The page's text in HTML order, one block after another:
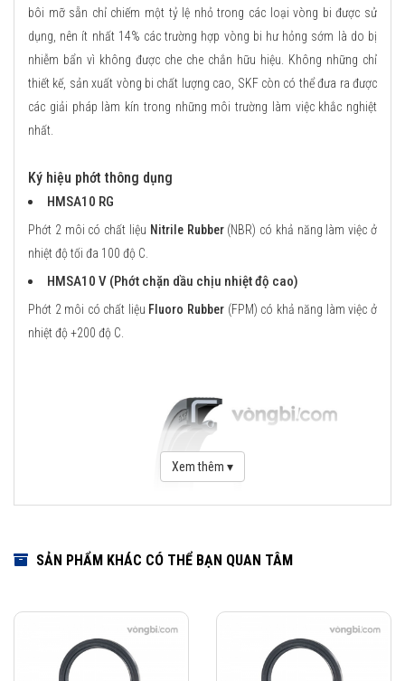
bôi mỡ sẵn chỉ chiếm một tỷ lệ nhỏ trong các loại vòng bi được sử
dụng, nên ít nhất 14% các trường hợp vòng bi hư hỏng sớm là do bị
nhiễm bẩn vì không được che che chắn hữu hiệu. Không những chỉ
thiết kế, sản xuất vòng bi chất lượng cao, SKF còn có thể đưa ra được
các giải pháp làm kín trong những môi trường làm việc khắc nghiệt
nhất.
Ký hiệu phớt thông dụng
HMSA10 RG
Phớt 2 môi có chất liệu Nitrile Rubber(NBR) có khả năng làm việc ở
nhiệt độ tối đa 100 độ C.
HMSA10 V (Phớt chặn dầu chịu nhiệt độ cao)
Phớt 2 môi có chất liệu Fluoro Rubber (FPM) có khả năng làm việc ở
nhiệt độ +200 độ C.
Download Catalogue Phớt chặn dầu SKF
Xem thêm ▾
SẢN PHẨM KHÁC CÓ THỂ BẠN QUAN TÂM